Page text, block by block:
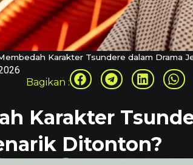
Karakter Tsundere dalam Drama
Bagikan :
Karakter
Ditonton?